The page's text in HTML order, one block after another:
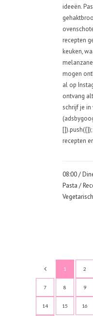
ideeën.
recepten
keuken,
mogen
al op
ontvang
schrijf je
recepten
08:00 /
Pasta /
Vegetarisch
1 2
7 8 9
14 15 16